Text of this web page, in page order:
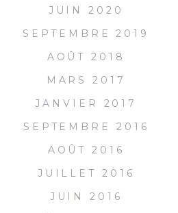
JUIN 2020
SEPTEMBRE 2019
AOÛT 2018
MARS 2017
JANVIER 2017
SEPTEMBRE 2016
AOÛT 2016
JUILLET 2016
JUIN 2016